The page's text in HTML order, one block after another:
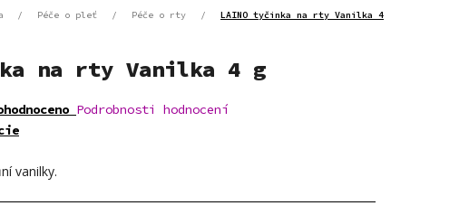
/ Péče o pleť / Péče o rty /
LAINO tyčinka na rty Vanilka 4
na rty Vanilka 4 g
Podrobnosti hodnocení
vanilky.